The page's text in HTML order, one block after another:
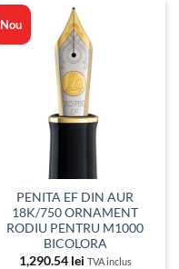
Nou
PENITA EF DIN AUR
18K/750 ORNAMENT
RODIU PENTRU M1000
BICOLORA
1,290.54 lei TVA inclus